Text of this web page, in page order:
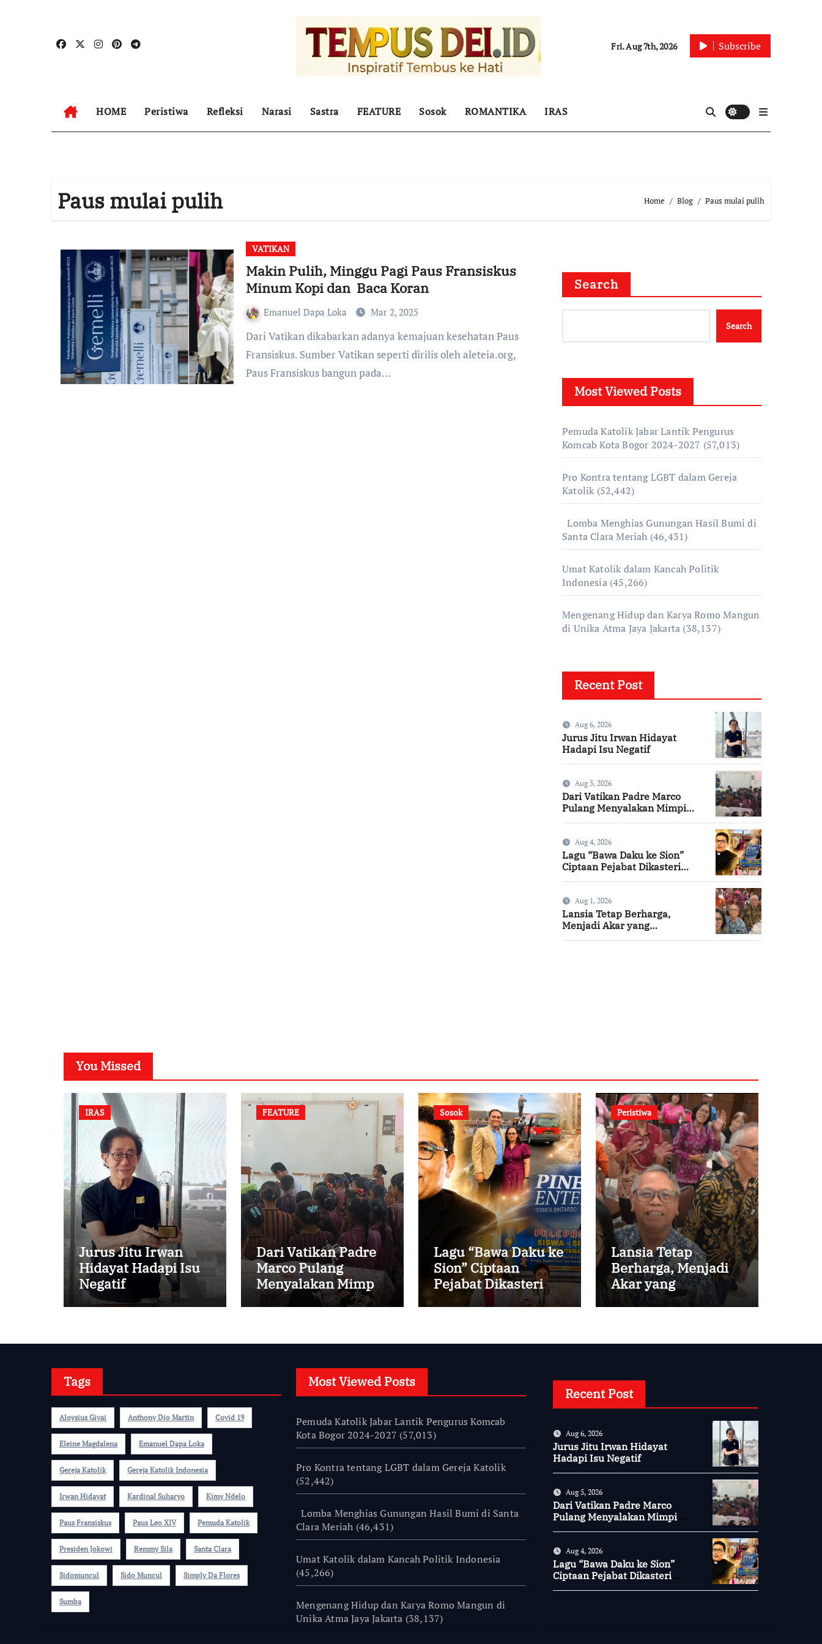
Fri. Aug 7th, 2026 Subscribe
HOME Peristiwa Refleksi Narasi Sastra FEATURE Sosok ROMANTIKA IRAS
Paus mulai pulih Home Blog Paus mulai pulih
VATIKAN
Makin Pulih, Minggu Pagi Paus Fransiskus
Minum Kopi dan Baca Koran
Emanuel Dapa Loka Mar 2, 2025
Dari Vatikan dikabarkan adanya kemajuan kesehatan Paus
Fransiskus. Sumber Vatikan seperti dirilis oleh aleteia.org,
Paus Fransiskus bangun pada…
Search
Search
Most Viewed Posts
Pemuda Katolik Jabar Lantik Pengurus
Komcab Kota Bogor 2024-2027 (57,013)
Pro Kontra tentang LGBT dalam Gereja
Katolik (52,442)
Lomba Menghias Gunungan Hasil Bumi di
Santa Clara Meriah (46,431)
Umat Katolik dalam Kancah Politik
Indonesia (45,266)
Mengenang Hidup dan Karya Romo Mangun
di Unika Atma Jaya Jakarta (38,137)
Recent Post
Aug 6, 2026
Jurus Jitu Irwan Hidayat
Hadapi Isu Negatif
Aug 5, 2026
Dari Vatikan Padre Marco
Pulang Menyalakan Mimpi
Aug 4, 2026
Lagu “Bawa Daku ke Sion”
Ciptaan Pejabat Dikasteri
Aug 1, 2026
Lansia Tetap Berharga,
Menjadi Akar yang
You Missed
IRAS
Jurus Jitu Irwan
Hidayat Hadapi Isu
Negatif
FEATURE
Dari Vatikan Padre
Marco Pulang
Menyalakan Mimpi
Anak-anak Desa
Sosok
Lagu “Bawa Daku ke
Sion” Ciptaan
Pejabat Dikasteri
Vatikan, Peraih
Peristiwa
Lansia Tetap
Berharga, Menjadi
Akar yang
Menghidupi
Tags
Aloysius Giyai Anthony Dio Martin Covid 19
Eleine Magdalena Emanuel Dapa Loka
Gereja Katolik Gereja Katolik Indonesia
Irwan Hidayat Kardinal Suharyo Kimy Ndelo
Paus Fransiskus Paus Leo XIV Pemuda Katolik
Presiden Jokowi Remmy Sila Santa Clara
Sidomuncul Sido Muncul Simply Da Flores
Sumba
Most Viewed Posts
Pemuda Katolik Jabar Lantik Pengurus Komcab
Kota Bogor 2024-2027 (57,013)
Pro Kontra tentang LGBT dalam Gereja Katolik
(52,442)
Lomba Menghias Gunungan Hasil Bumi di Santa
Clara Meriah (46,431)
Umat Katolik dalam Kancah Politik Indonesia
(45,266)
Mengenang Hidup dan Karya Romo Mangun di
Unika Atma Jaya Jakarta (38,137)
Recent Post
Aug 6, 2026
Jurus Jitu Irwan Hidayat
Hadapi Isu Negatif
Aug 5, 2026
Dari Vatikan Padre Marco
Pulang Menyalakan Mimpi
Aug 4, 2026
Lagu “Bawa Daku ke Sion”
Ciptaan Pejabat Dikasteri